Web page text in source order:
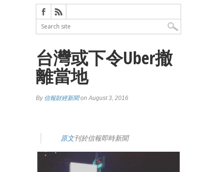
台灣或下令Uber撤
離當地
By 信報財經新聞on August 3, 2016
原文刊於信報即時新聞